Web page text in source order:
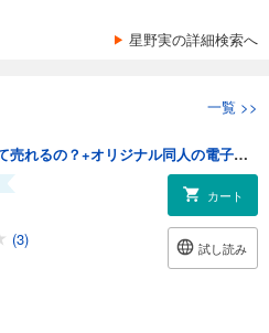
星野実の詳細検索へ
一覧 >>
オリジナル同人て売れるの？+オリジナル同人の電子書籍て売れるの？etc…
(3)
カート
試し読み